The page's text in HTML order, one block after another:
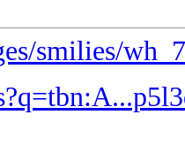
smilies/